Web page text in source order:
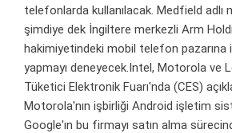
telefonlarda kullanılacak. Medfield adlı
şimdiye dek İngiltere merkezli Arm
hakimiyetindeki mobil telefon pazarına
yapmayı deneyecek.Intel, Motorola ve
Tüketici Elektronik Fuarı'nda (CES)
Motorola'nın işbirliği Android işletim
Google'ın bu firmayı satın alma